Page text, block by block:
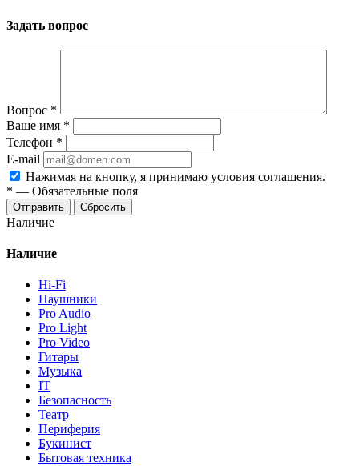
Задать вопрос
Вопрос *
Ваше имя *
Телефон *
E-mail
Нажимая на кнопку, я принимаю условия соглашения.
* — Обязательные поля
Отправить Сбросить
Наличие
Наличие
Hi-Fi
Наушники
Pro Audio
Pro Light
Pro Video
Гитары
Музыка
IT
Безопасность
Театр
Периферия
Букинист
Бытовая техника